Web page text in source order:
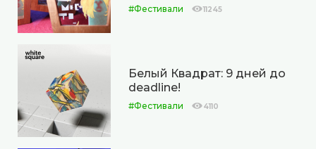
#Фестивали 11245
Белый Квадрат: 9 дней до
deadline!
#Фестивали 4110